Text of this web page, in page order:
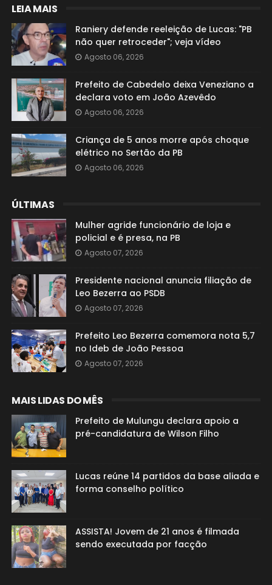
LEIA MAIS
Raniery defende reeleição de Lucas: "PB
não quer retroceder"; veja vídeo
Agosto 06, 2026
Prefeito de Cabedelo deixa Veneziano a
declara voto em João Azevêdo
Agosto 06, 2026
Criança de 5 anos morre após choque
elétrico no Sertão da PB
Agosto 06, 2026
ÚLTIMAS
Mulher agride funcionário de loja e
policial e é presa, na PB
Agosto 07, 2026
Presidente nacional anuncia filiação de
Leo Bezerra ao PSDB
Agosto 07, 2026
Prefeito Leo Bezerra comemora nota 5,7
no Ideb de João Pessoa
Agosto 07, 2026
MAIS LIDAS DO MÊS
Prefeito de Mulungu declara apoio a
pré-candidatura de Wilson Filho
Lucas reúne 14 partidos da base aliada e
forma conselho político
ASSISTA! Jovem de 21 anos é filmada
sendo executada por facção